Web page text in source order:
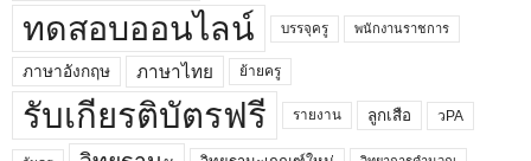
ทดสอบออนไลน์ บรรจุครู พนักงานราชการ
ภาษาอังกฤษ ภาษาไทย ย้ายครู
รับเกียรติบัตรฟรี รายงาน ลูกเสือ วPA